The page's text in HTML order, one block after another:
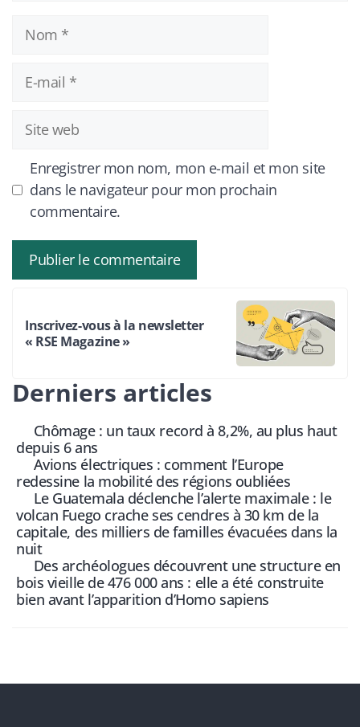
Nom
mail
Site
web
Enregistrer mon nom, mon e-mail et mon site
dans le navigateur pour mon prochain
commentaire.
Inscrivez-vous à la newsletter
« RSE Magazine »
Derniers articles
Chômage : un taux record à 8,2%, au plus haut
depuis 6 ans
Avions électriques : comment l’Europe
redessine la mobilité des régions oubliées
Le Guatemala déclenche l’alerte maximale : le
volcan Fuego crache ses cendres à 30 km de la
capitale, des milliers de familles évacuées dans la
nuit
Des archéologues découvrent une structure en
bois vieille de 476 000 ans : elle a été construite
bien avant l’apparition d’Homo sapiens